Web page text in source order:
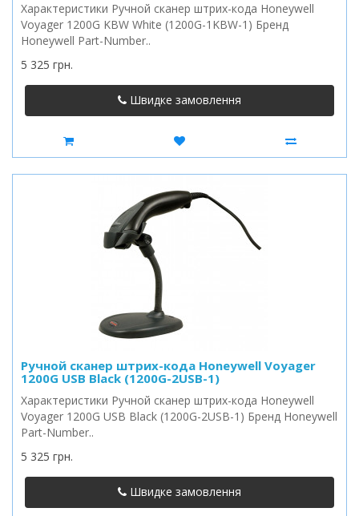
Характеристики Ручной сканер штрих-кода Honeywell
Voyager 1200G KBW White (1200G-1KBW-1) Бренд
Honeywell Part-Number..
5 325 грн.
Швидке замовлення
Ручной сканер штрих-кода Honeywell Voyager
1200G USB Black (1200G-2USB-1)
Характеристики Ручной сканер штрих-кода Honeywell
Voyager 1200G USB Black (1200G-2USB-1) Бренд Honeywell
Part-Number..
5 325 грн.
Швидке замовлення